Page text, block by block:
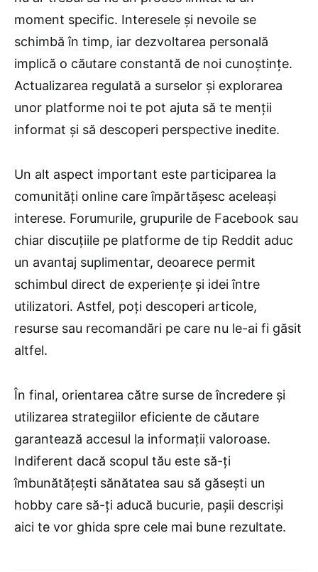
moment specific. Interesele și nevoile se
schimbă în timp, iar dezvoltarea personală
implică o căutare constantă de noi cunoștințe.
Actualizarea regulată a surselor și explorarea
unor platforme noi te pot ajuta să te menții
informat și să descoperi perspective inedite.
Un alt aspect important este participarea la
comunități online care împărtășesc aceleași
interese. Forumurile, grupurile de Facebook sau
chiar discuțiile pe platforme de tip Reddit aduc
un avantaj suplimentar, deoarece permit
schimbul direct de experiențe și idei între
utilizatori. Astfel, poți descoperi articole,
resurse sau recomandări pe care nu le-ai fi găsit
altfel.
În final, orientarea către surse de încredere și
utilizarea strategiilor eficiente de căutare
garantează accesul la informații valoroase.
Indiferent dacă scopul tău este să-ți
îmbunătățești sănătatea sau să găsești un
hobby care să-ți aducă bucurie, pașii descriși
aici te vor ghida spre cele mai bune rezultate.